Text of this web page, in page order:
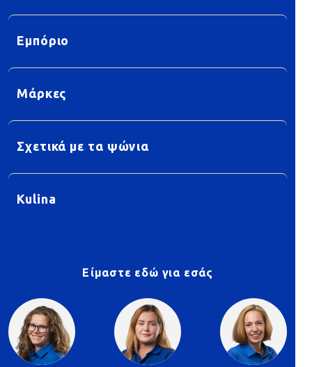
Εμπόριο
Μάρκες
Σχετικά με τα ψώνια
Kulina
Είμαστε εδώ για εσάς